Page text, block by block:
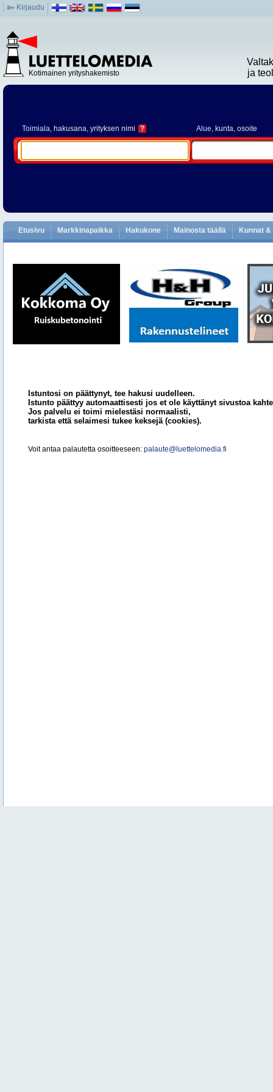
Kirjaudu
Kotimainen yrityshakemisto
ja
Toimiala, hakusana, yrityksen nimi ? Alue, kunta, osoite
Etusivu Markkinapaikka Hakukone Mainosta täällä Kunnat
Istuntosi on päättynyt, tee hakusi uudelleen.
Istunto päättyy automaattisesti jos et ole käyttänyt sivustoa
Jos palvelu ei toimi mielestäsi normaalisti,
tarkista että selaimesi tukee keksejä (cookies).
Voit antaa palautetta osoitteeseen: palaute@luettelomedia.fi